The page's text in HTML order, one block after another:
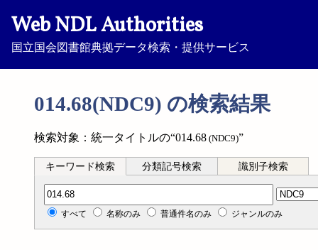
Web NDL Authorities
国立国会図書館典拠データ検索・提供サービス
014.68(NDC9) の検索結果
検索対象：統一タイトルの“014.68 (NDC9)”
キーワード検索 分類記号検索 識別子検索
分類記号検索
すべて 名称のみ 普通件名のみ ジャンルのみ